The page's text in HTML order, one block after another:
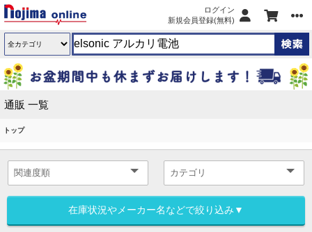
ログイン
新規会員登録(無料)
通販 一覧
トップ
在庫状況やメーカー名などで絞り込み▼